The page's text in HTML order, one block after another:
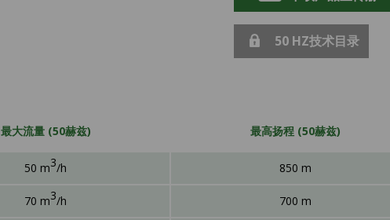
50 HZ技术目录
最大流量 (50赫兹) 最高扬程 (50赫兹)
50 m3/h 850 m
70 m3/h 700 m